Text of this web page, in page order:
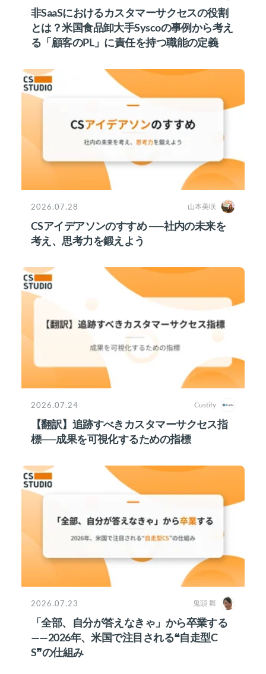
非SaaSにおけるカスタマーサクセスの役割
とは？米国食品卸大手Syscoの事例から考え
る「顧客のPL」に責任を持つ職能の定義
2026.07.28 山本美咲
CSアイデアソンのすすめ ──社内の未来を
考え、思考力を鍛えよう
2026.07.24 Custify
【翻訳】追跡すべきカスタマーサクセス指
標──成果を可視化するための指標
2026.07.23 鬼頭 舞
「全部、自分が答えなきゃ」から卒業する
——2026年、米国で注目される❝自走型C
S❞の仕組み